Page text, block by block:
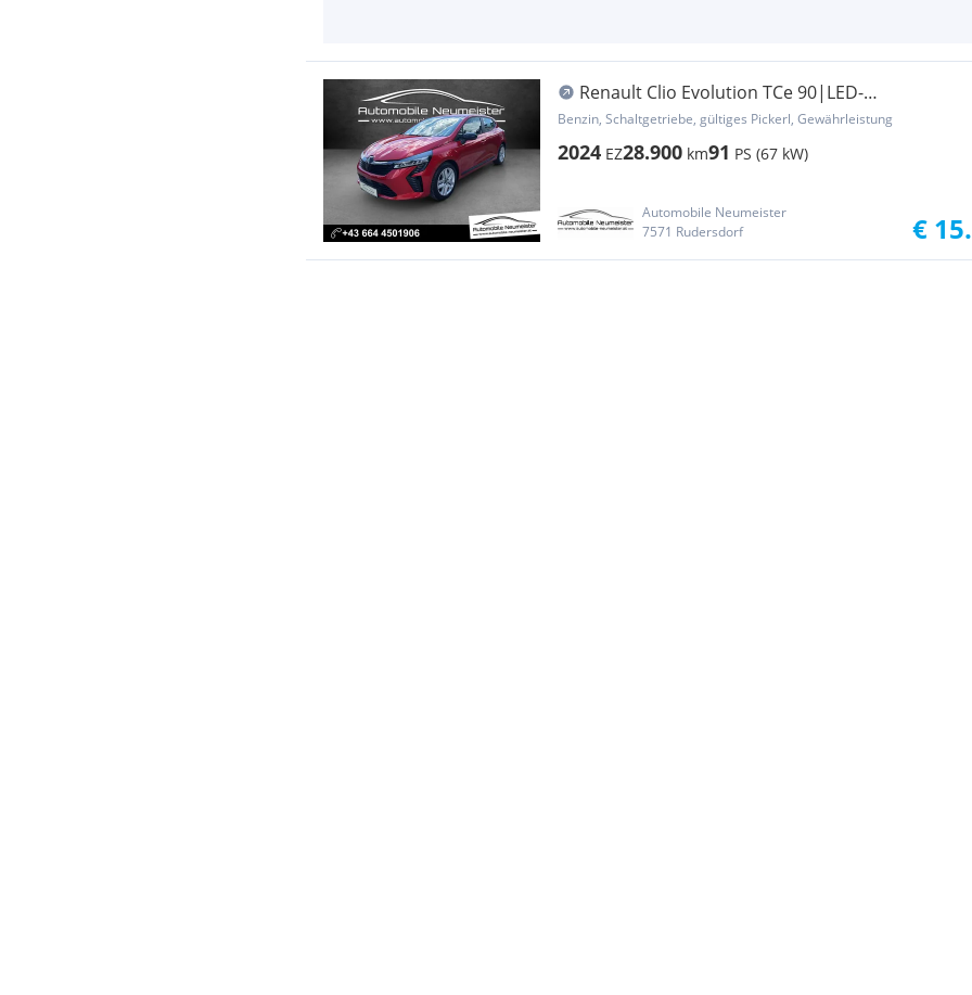
Renault Clio Evolution TCe 90|LED-
Scheinwerfer|Sitzheiz...
Benzin, Schaltgetriebe, gültiges Pickerl, Gewährleistung
2024 EZ28.900 km91 PS (67 kW)
Automobile Neumeister
7571 Rudersdorf
€